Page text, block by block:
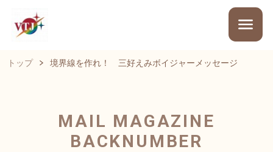
トップ 境界線を作れ！ 三好えみボイジャーメッセージ
MAIL MAGAZINE
BACKNUMBER